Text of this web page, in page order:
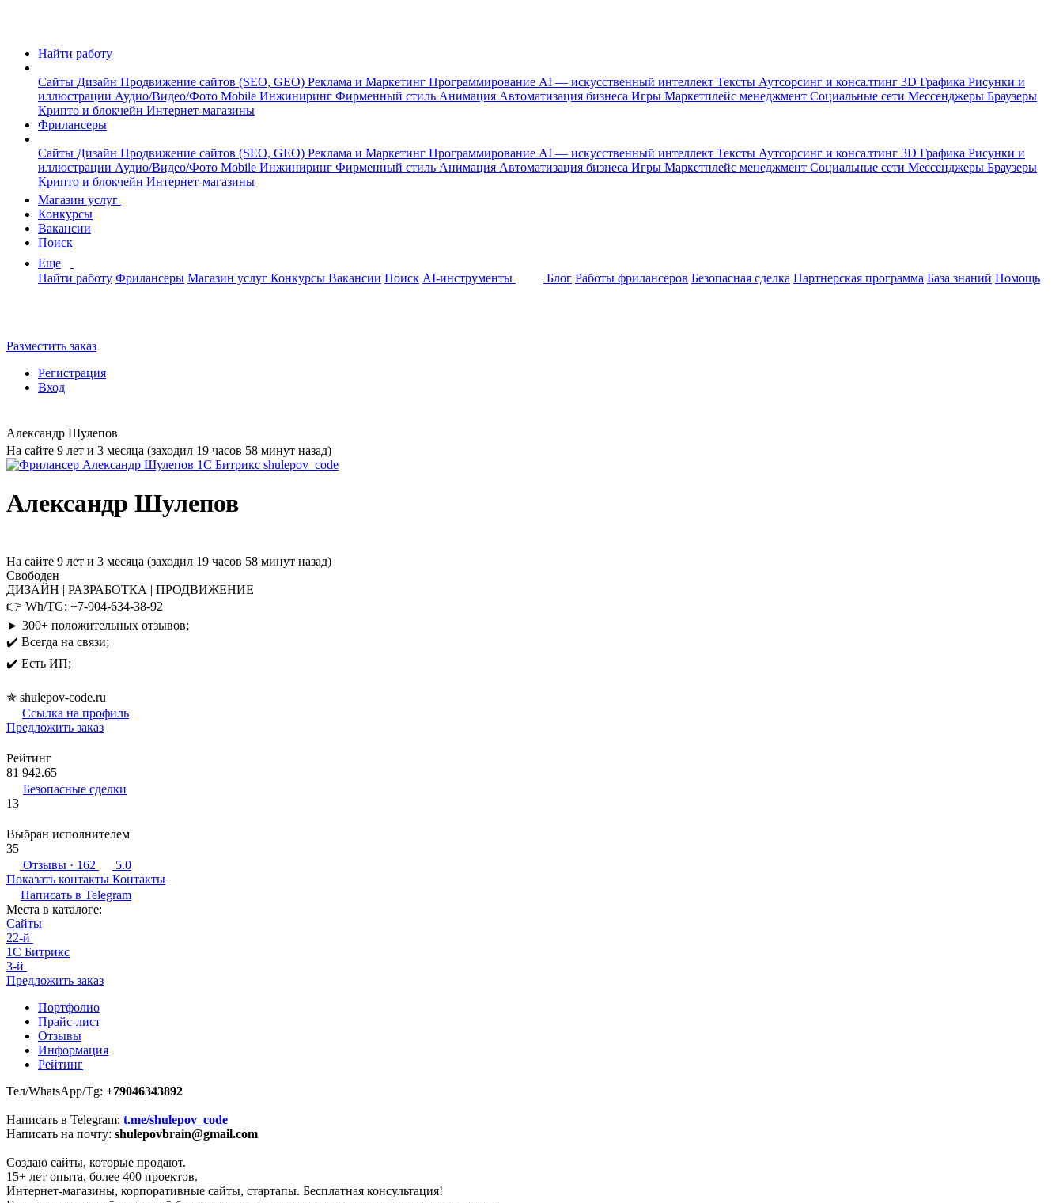
Найти работу
Сайты Дизайн Продвижение сайтов (SEO, GEO) Реклама и Маркетинг Программирование AI — искусственный интеллект Тексты Аутсорсинг и консалтинг 3D Графика Рисунки и
иллюстрации Аудио/Видео/Фото Mobile Инжиниринг Фирменный стиль Анимация Автоматизация бизнеса Игры Маркетплейс менеджмент Социальные сети Мессенджеры Браузеры
Крипто и блокчейн Интернет-магазины
Фрилансеры
Сайты Дизайн Продвижение сайтов (SEO, GEO) Реклама и Маркетинг Программирование AI — искусственный интеллект Тексты Аутсорсинг и консалтинг 3D Графика Рисунки и
иллюстрации Аудио/Видео/Фото Mobile Инжиниринг Фирменный стиль Анимация Автоматизация бизнеса Игры Маркетплейс менеджмент Социальные сети Мессенджеры Браузеры
Крипто и блокчейн Интернет-магазины
Магазин услуг
Конкурсы
Вакансии
Поиск
Еще
Найти работу Фрилансеры Магазин услуг Конкурсы Вакансии Поиск AI-инструменты Блог Работы фрилансеров Безопасная сделка Партнерская программа База знаний Помощь
Разместить заказ
Регистрация
Вход
Александр Шулепов
На сайте 9 лет и 3 месяца (заходил 19 часов 58 минут назад)
Александр Шулепов
На сайте 9 лет и 3 месяца (заходил 19 часов 58 минут назад)
Свободен
ДИЗАЙН | РАЗРАБОТКА | ПРОДВИЖЕНИЕ
👉 Wh/TG: +7-904-634-38-92
► 300+ положительных отзывов;
✔️ Всегда на связи;
✔️ Есть ИП;
✯ shulepov-code.ru
Ссылка на профиль
Предложить заказ
Рейтинг
81 942.65
Безопасные сделки
13
Выбран исполнителем
35
Отзывы · 162
5.0
Показать контакты Контакты
Написать в Telegram
Места в каталоге:
Сайты
22-й
1С Битрикс
3-й
Предложить заказ
Портфолио
Прайс-лист
Отзывы
Информация
Рейтинг
Тел/WhatsApp/Tg: +79046343892
Написать в Telegram: t.me/shulepov_code
Написать на почту: shulepovbrain@gmail.com
Создаю сайты, которые продают.
15+ лет опыта, более 400 проектов.
Интернет-магазины, корпоративные сайты, стартапы. Бесплатная консультация!